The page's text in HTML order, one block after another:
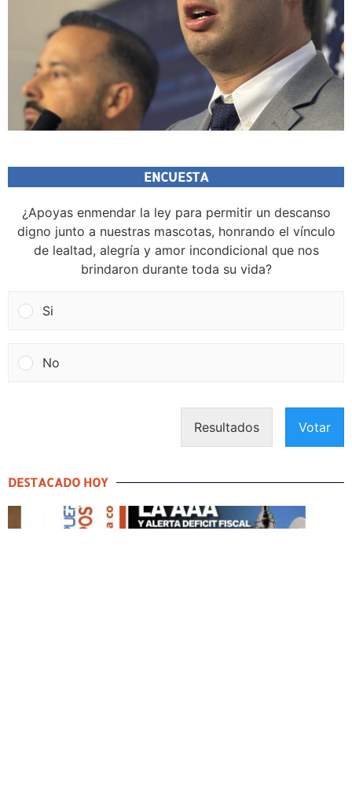
ENCUESTA
¿Apoyas enmendar la ley para permitir un descanso
digno junto a nuestras mascotas, honrando el vínculo
de lealtad, alegría y amor incondicional que nos
brindaron durante toda su vida?
Si
No
Resultados Votar
DESTACADO HOY